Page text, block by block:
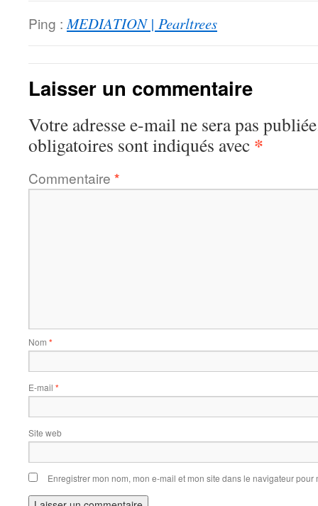
Ping : MEDIATION | Pearltrees
Laisser un commentaire
Votre adresse e-mail ne sera pas
obligatoires sont indiqués avec *
Commentaire *
Nom *
E-mail *
Site web
Enregistrer mon nom, mon e-mail et mon site dans le navigateur